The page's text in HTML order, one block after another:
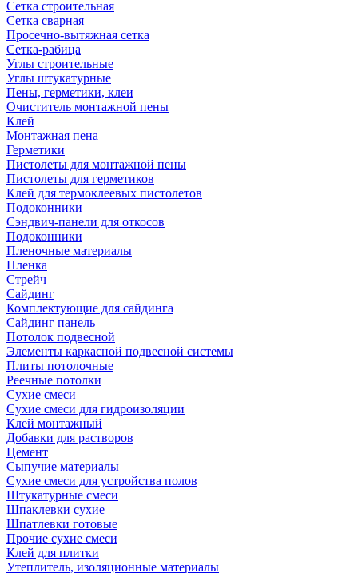
Сетка строительная
Сетка сварная
Просечно-вытяжная сетка
Сетка-рабица
Углы строительные
Углы штукатурные
Пены, герметики, клеи
Очиститель монтажной пены
Клей
Монтажная пена
Герметики
Пистолеты для монтажной пены
Пистолеты для герметиков
Клей для термоклеевых пистолетов
Подоконники
Сэндвич-панели для откосов
Подоконники
Пленочные материалы
Пленка
Стрейч
Сайдинг
Комплектующие для сайдинга
Сайдинг панель
Потолок подвесной
Элементы каркасной подвесной системы
Плиты потолочные
Реечные потолки
Сухие смеси
Сухие смеси для гидроизоляции
Клей монтажный
Добавки для растворов
Цемент
Сыпучие материалы
Сухие смеси для устройства полов
Штукатурные смеси
Шпаклевки сухие
Шпатлевки готовые
Прочие сухие смеси
Клей для плитки
Утеплитель, изоляционные материалы